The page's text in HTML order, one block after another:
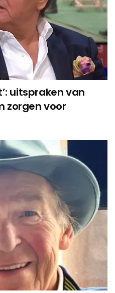
uitspraken van
zorgen voor